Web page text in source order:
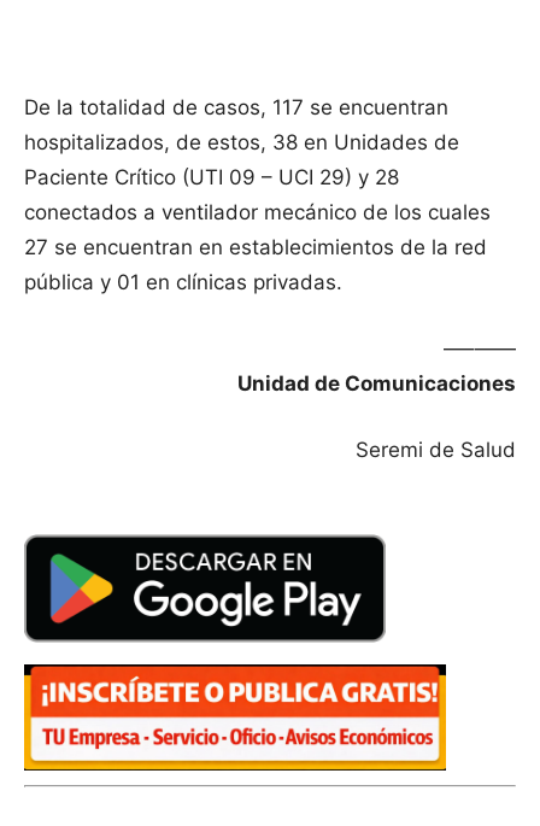
De la totalidad de casos, 117 se encuentran
hospitalizados, de estos, 38 en Unidades de
Paciente Crítico (UTI 09 – UCI 29) y 28
conectados a ventilador mecánico de los cuales
27 se encuentran en establecimientos de la red
pública y 01 en clínicas privadas.
—–——
Unidad de Comunicaciones
Seremi de Salud